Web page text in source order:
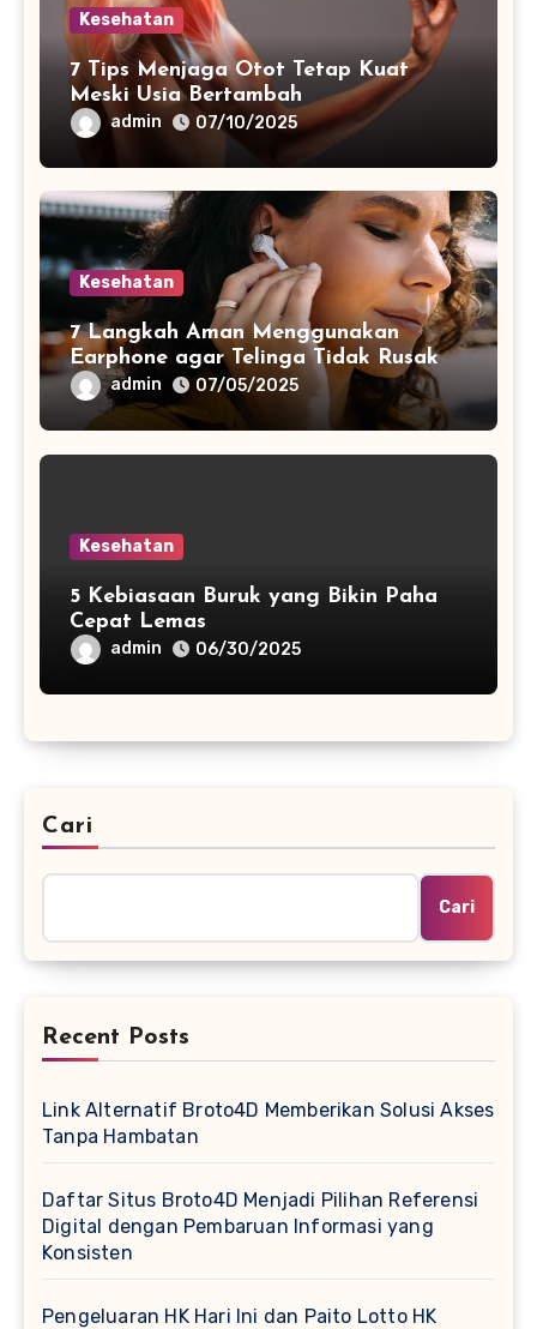
Kesehatan
7 Tips Menjaga Otot Tetap Kuat
Meski Usia Bertambah
admin 07/10/2025
Kesehatan
7 Langkah Aman Menggunakan
Earphone agar Telinga Tidak Rusak
admin 07/05/2025
Kesehatan
5 Kebiasaan Buruk yang Bikin Paha
Cepat Lemas
admin 06/30/2025
Cari
Cari
Recent Posts
Link Alternatif Broto4D Memberikan Solusi Akses
Tanpa Hambatan
Daftar Situs Broto4D Menjadi Pilihan Referensi
Digital dengan Pembaruan Informasi yang
Konsisten
Pengeluaran HK Hari Ini dan Paito Lotto HK